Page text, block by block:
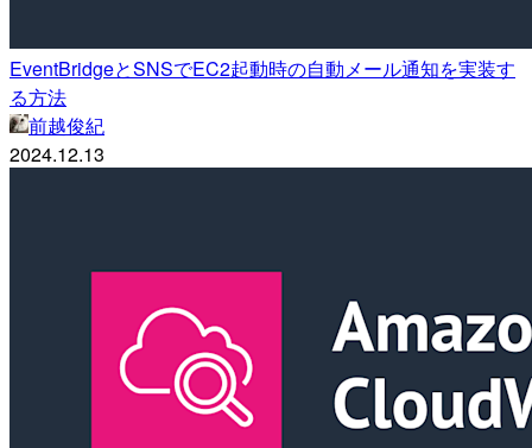
EventBridgeとSNSでEC2起動時の自動メール通知を実装す
る方法
前越俊紀
2024.12.13